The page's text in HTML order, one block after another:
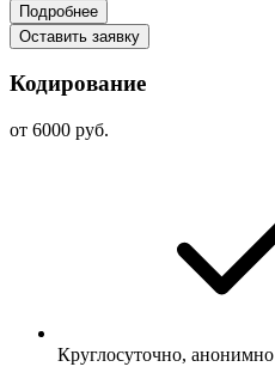
Подробнее
Оставить заявку
Кодирование
от 6000 руб.
Круглосуточно, анонимно